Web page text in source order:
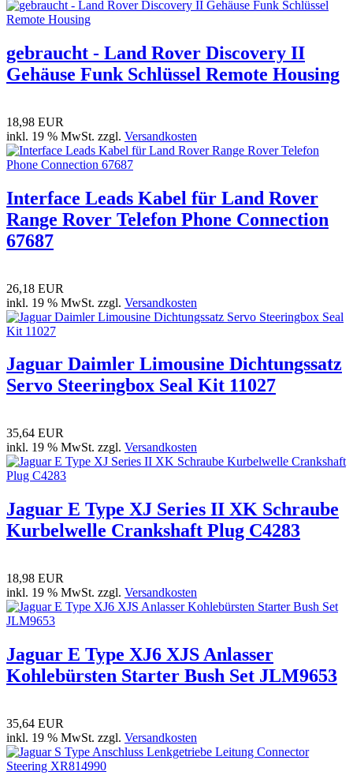
gebraucht - Land Rover Discovery II
Gehäuse Funk Schlüssel Remote Housing
18,98 EUR
inkl. 19 % MwSt. zzgl. Versandkosten
Interface Leads Kabel für Land Rover
Range Rover Telefon Phone Connection
67687
26,18 EUR
inkl. 19 % MwSt. zzgl. Versandkosten
Jaguar Daimler Limousine Dichtungssatz
Servo Steeringbox Seal Kit 11027
35,64 EUR
inkl. 19 % MwSt. zzgl. Versandkosten
Jaguar E Type XJ Series II XK Schraube
Kurbelwelle Crankshaft Plug C4283
18,98 EUR
inkl. 19 % MwSt. zzgl. Versandkosten
Jaguar E Type XJ6 XJS Anlasser
Kohlebürsten Starter Bush Set JLM9653
35,64 EUR
inkl. 19 % MwSt. zzgl. Versandkosten